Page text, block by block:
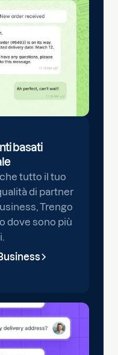
basati
tutto il tuo
di partner
Trengo
dove sono più